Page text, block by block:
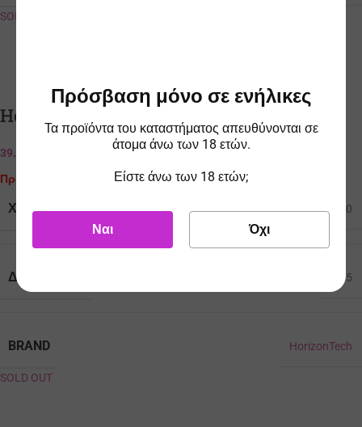
Πρόσβαση μόνο σε ενήλικες
Τα προϊόντα του καταστήματος απευθύνονται σε
άτομα άνω των 18 ετών.
Είστε άνω των 18 ετών;
Ναι Όχι
SOLD OUT
Horizontech Sakerz Tank 5ml Blue
39.90
Προϊόν Εξαντλημένο
ΧΩΡΗΤΙΚΌΤΗΤΑ ΥΓΡΟΎ 5.0
ΔΙΆΜΕΤΡΟΣ 29.5
BRAND HorizonTech
SOLD OUT